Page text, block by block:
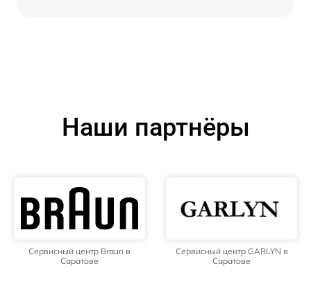
Наши партнёры
Сервисный центр Braun в
Саратове
Сервисный центр GARLYN в
Саратове